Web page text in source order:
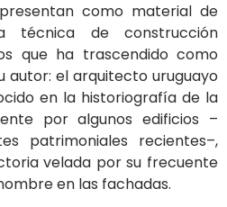
como material de
técnica de construcción
que ha trascendido como
autor: el arquitecto uruguayo
en la historiografía de la
por algunos edificios –
patrimoniales recientes–,
velada por su frecuente
en las fachadas.